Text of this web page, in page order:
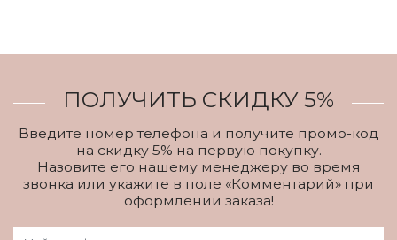
ПОЛУЧИТЬ СКИДКУ 5%
Введите номер телефона и получите промо-код
на скидку 5% на первую покупку.
Назовите его нашему менеджеру во время
звонка или укажите в поле «Комментарий» при
оформлении заказа!